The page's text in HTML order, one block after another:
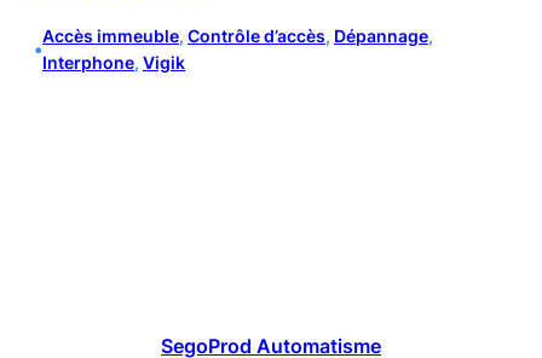
•
Accès immeuble, Contrôle d’accès, Dépannage
Interphone, Vigik
SegoProd Automatisme